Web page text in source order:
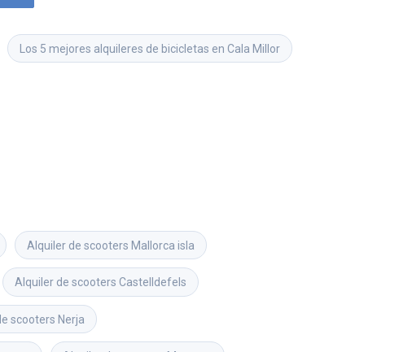
Los 5 mejores alquileres de bicicletas en Cala Millor
Alquiler de scooters Mallorca isla
Alquiler de scooters Castelldefels
scooters Nerja